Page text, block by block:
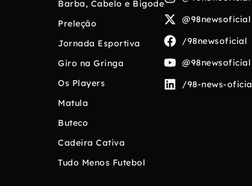
Barba, Cabelo e Bigode
Preleção
Jornada Esportiva
Giro na Gringa
Os Players
Matula
Buteco
Cadeira Cativa
Tudo Menos Futebol
@98newsoficial
/98newsoficial
@98newsoficial
/98-news-